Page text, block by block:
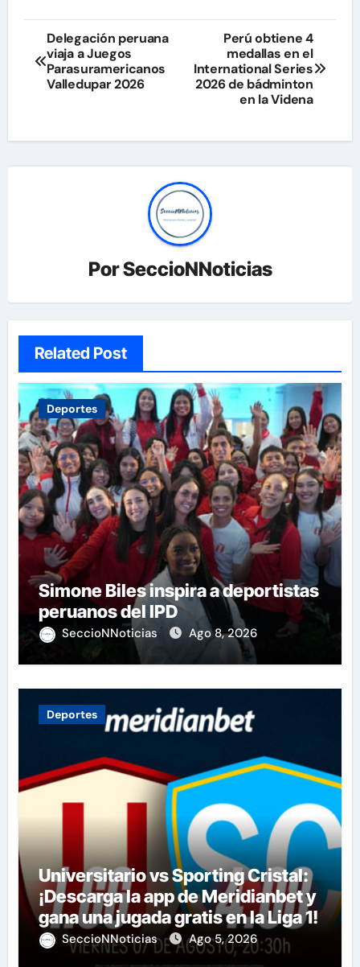
Navegación
de
entradas
Delegación peruana
viaja a Juegos
Parasuramericanos
Valledupar 2026
Perú obtiene 4
medallas en el
International Series
2026 de bádminton
en la Videna
PorSeccioNNoticias
Related Post
Deportes
Simone Biles inspira a deportistas
peruanos del IPD
SeccioNNoticias Ago 8, 2026
Deportes
Universitario vs Sporting Cristal:
¡Descarga la app de Meridianbet y
gana una jugada gratis en la Liga 1!
SeccioNNoticias Ago 5, 2026